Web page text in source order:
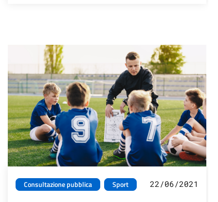
Consultazione pubblica Sport 22/06/2021